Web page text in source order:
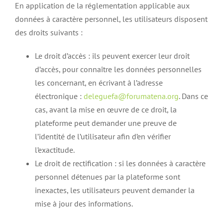
En application de la réglementation applicable aux
données à caractère personnel, les utilisateurs disposent
des droits suivants :
Le droit d’accès : ils peuvent exercer leur droit
d’accès, pour connaître les données personnelles
les concernant, en écrivant à l’adresse
électronique : deleguefa@forumatena.org. Dans ce
cas, avant la mise en œuvre de ce droit, la
plateforme peut demander une preuve de
l’identité de l’utilisateur afin d’en vérifier
l’exactitude.
Le droit de rectification : si les données à caractère
personnel détenues par la plateforme sont
inexactes, les utilisateurs peuvent demander la
mise à jour des informations.